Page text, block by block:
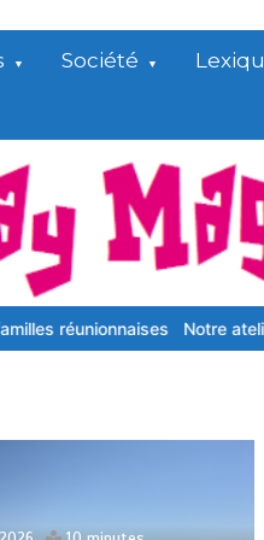
Société
atelier Science Po nous a